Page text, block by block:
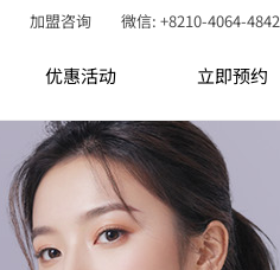
加盟咨询 微信: +8210-4064-4842
优惠活动 立即预约